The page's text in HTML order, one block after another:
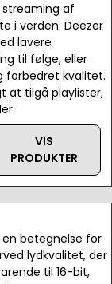
af
i verden. Deezer
lavere
til følge, eller
forbedret kvalitet.
at tilgå playlister,
VIS
PRODUKTER
en betegnelse for
lydkvalitet, der
til 16-bit,